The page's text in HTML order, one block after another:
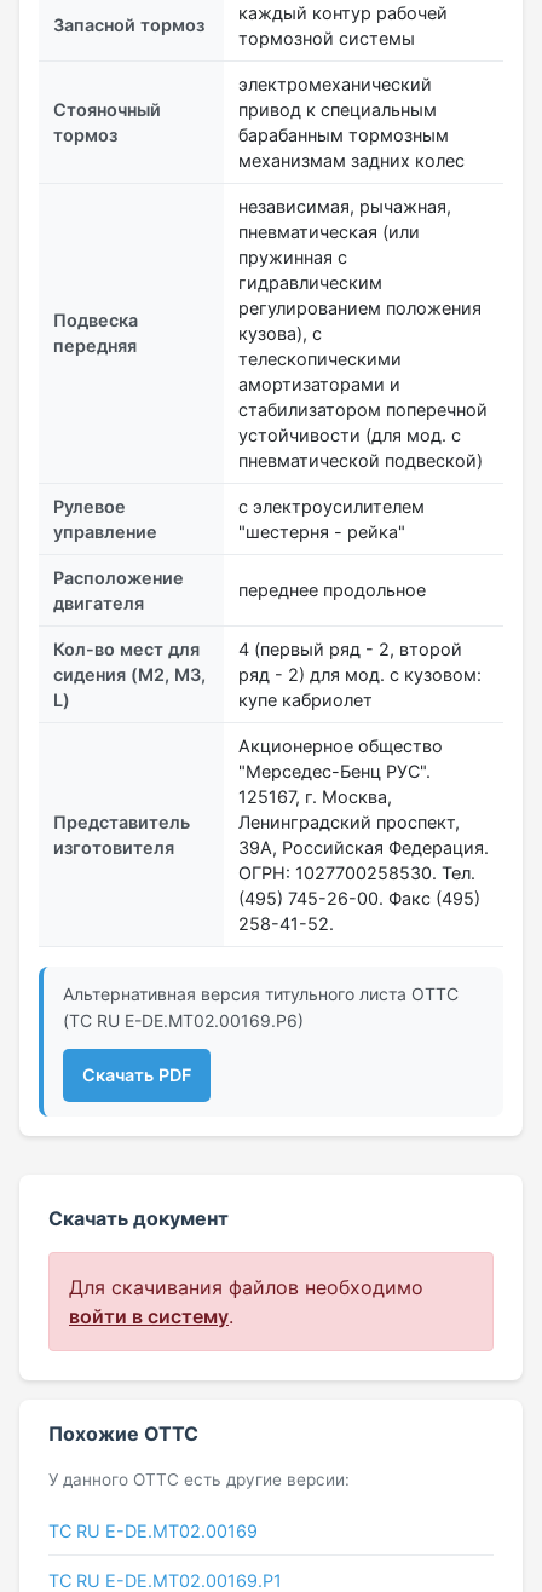
Запасной тормоз
каждый контур рабочей
тормозной системы
Стояночный
тормоз
электромеханический
привод к специальным
барабанным тормозным
механизмам задних колес
Подвеска
передняя
независимая, рычажная,
пневматическая (или
пружинная с
гидравлическим
регулированием положения
кузова), с
телескопическими
амортизаторами и
стабилизатором поперечной
устойчивости (для мод. с
пневматической подвеской)
Рулевое
управление
с электроусилителем
"шестерня - рейка"
Расположение
двигателя
переднее продольное
Кол-во мест для
сидения (M2, M3,
L)
4 (первый ряд - 2, второй
ряд - 2) для мод. с кузовом:
купе кабриолет
Представитель
изготовителя
Акционерное общество
"Мерседес-Бенц РУС".
125167, г. Москва,
Ленинградский проспект,
39А, Российская Федерация.
ОГРН: 1027700258530. Тел.
(495) 745-26-00. Факс (495)
258-41-52.
Альтернативная версия титульного листа ОТТС
(ТС RU Е-DE.МТ02.00169.Р6)
Скачать PDF
Скачать документ
Для скачивания файлов необходимо
войти в систему.
Похожие ОТТС
У данного ОТТС есть другие версии:
ТС RU E-DE.МТ02.00169
ТС RU Е-DE.МТ02.00169.Р1